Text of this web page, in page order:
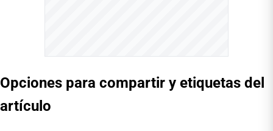
Opciones para compartir y etiquetas del
artículo